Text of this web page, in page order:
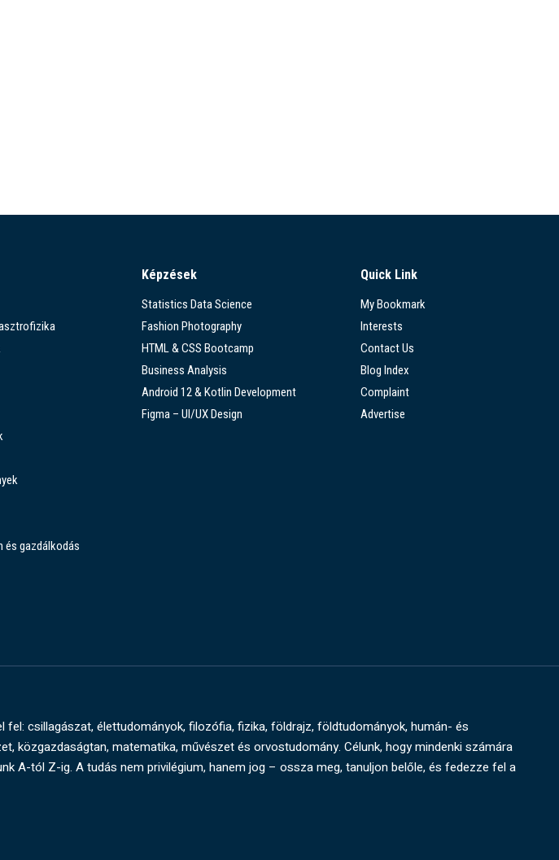
és gazdálkodás
Képzések
Statistics Data Science
Fashion Photography
HTML & CSS Bootcamp
Business Analysis
Android 12 & Kotlin Development
Figma – UI/UX Design
Quick Link
My Bookmark
Interests
Contact Us
Blog Index
Complaint
Advertise
csillagászat, élettudományok, filozófia, fizika, földrajz, földtudományok, humán- és
közgazdaságtan, matematika, művészet és orvostudomány. Célunk, hogy mindenki számára
A-tól Z-ig. A tudás nem privilégium, hanem jog – ossza meg, tanuljon belőle, és fedezze fel a